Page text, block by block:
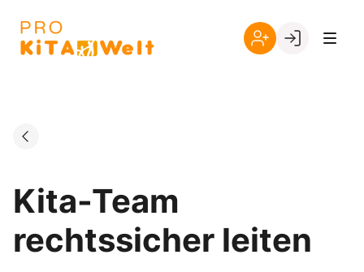
content
Go to landing page.
Kita-Team
rechtssicher leiten